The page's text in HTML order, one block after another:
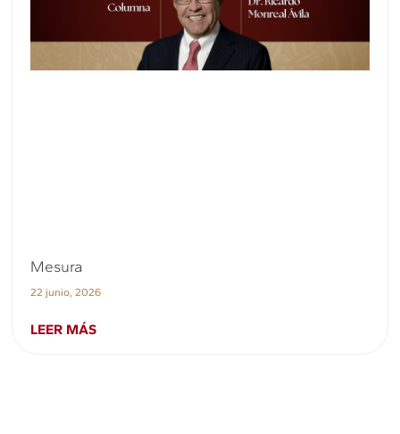
Mesura
22 junio, 2026
LEER MÁS